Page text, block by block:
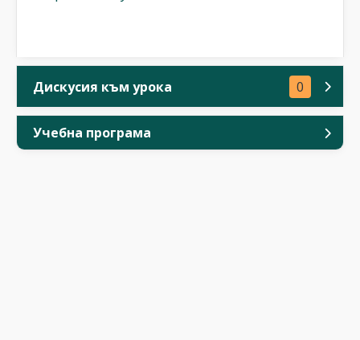
Дискусия към урока 0
Учебна програма